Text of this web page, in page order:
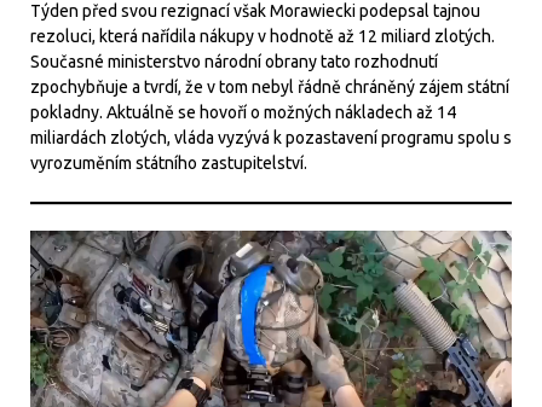
Týden před svou rezignací však Morawiecki podepsal tajnou
rezoluci, která nařídila nákupy v hodnotě až 12 miliard zlotých.
Současné ministerstvo národní obrany tato rozhodnutí
zpochybňuje a tvrdí, že v tom nebyl řádně chráněný zájem státní
pokladny. Aktuálně se hovoří o možných nákladech až 14
miliardách zlotých, vláda vyzývá k pozastavení programu spolu s
vyrozuměním státního zastupitelství.